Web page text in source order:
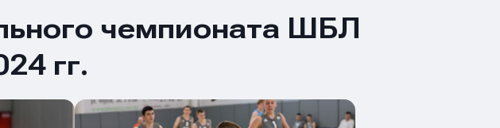
чемпионата ШБЛ
гг.